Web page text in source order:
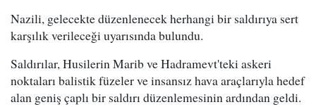
Nazili, gelecekte düzenlenecek herhangi bir saldırıya sert
karşılık verileceği uyarısında bulundu.
Saldırılar, Husilerin Marib ve Hadramevt'teki askeri
noktaları balistik füzeler ve insansız hava araçlarıyla hedef
alan geniş çaplı bir saldırı düzenlemesinin ardından geldi.